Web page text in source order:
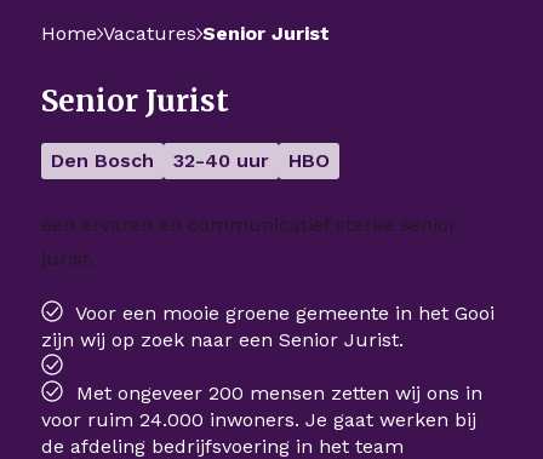
Home Vacatures Senior Jurist
Senior Jurist
Den Bosch 32-40 uur HBO
een ervaren en communicatief sterke senior
jurist.
Voor een mooie groene gemeente in het Gooi
zijn wij op zoek naar een Senior Jurist.
Met ongeveer 200 mensen zetten wij ons in
voor ruim 24.000 inwoners. Je gaat werken bij
de afdeling bedrijfsvoering in het team